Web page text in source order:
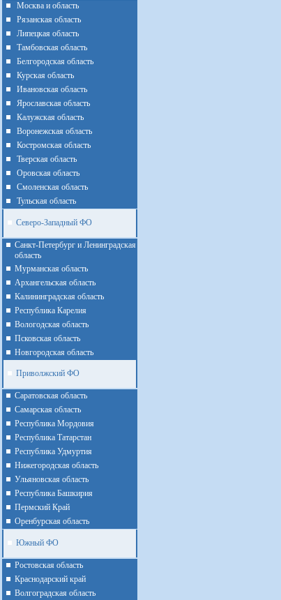
Москва и область
Рязанская область
Липецкая область
Тамбовская область
Белгородская область
Курская область
Ивановская область
Ярославская область
Калужская область
Воронежская область
Костромская область
Тверская область
Оровская область
Смоленская область
Тульская область
Северо-Западный ФО
Санкт-Петербург и Ленинградская
область
Мурманская область
Архангельская область
Калининградская область
Республика Карелия
Вологодская область
Псковская область
Новгородская область
Приволжский ФО
Cаратовская область
Cамарская область
Республика Мордовия
Республика Татарстан
Республика Удмуртия
Нижегородская область
Ульяновская область
Республика Башкирия
Пермский Край
Оренбурская область
Южный ФО
Ростовская область
Краснодарский край
Волгоградская область